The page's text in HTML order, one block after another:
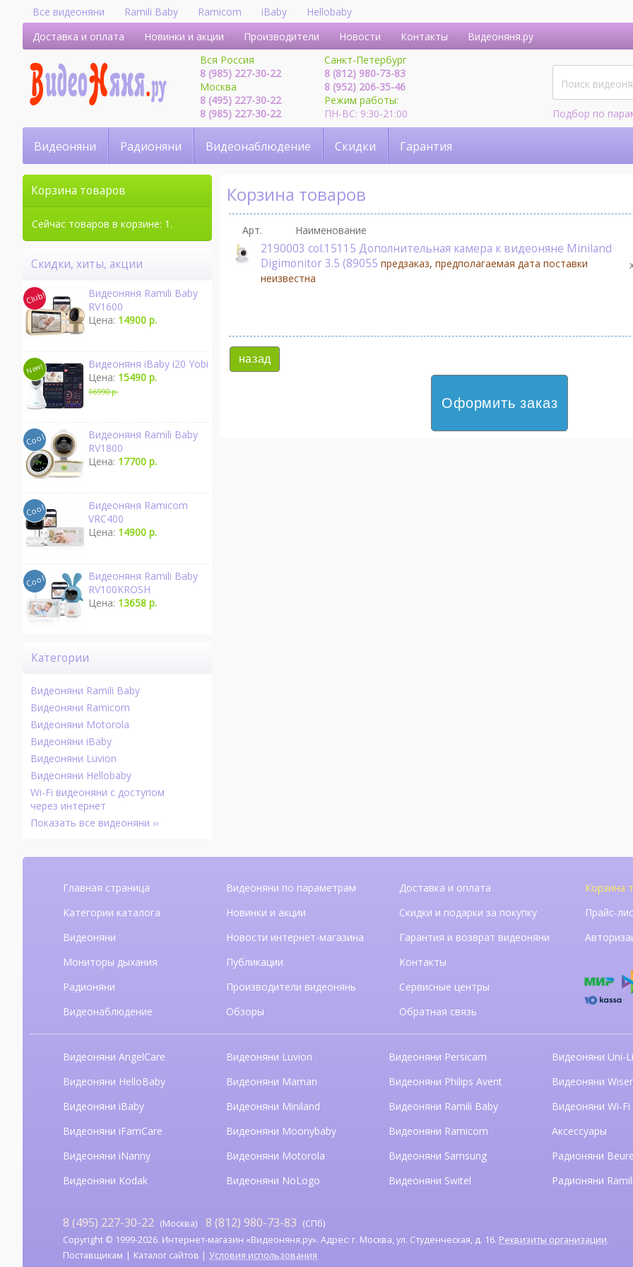
Все видеоняни Ramili Baby Ramicom iBaby
Hellobaby
Доставка и оплата
Новинки и акции Производители Новости Контакты
Видеоняня.ру
Вся Россия
8 (985) 227-30-22
Москва
8 (495) 227-30-22
8 (985) 227-30-22
Санкт-Петербург
8 (812) 980-73-83
8 (952) 206-35-46
Режим работы:
ПН-ВС: 9:30-21:00
Подбор по
Видеоняни Радионяни Видеонаблюдение Скидки Гарантия
Корзина товаров
Арт. Наименование
2190003 col.15115 Дополнительная камера к видеоняне Miniland
Digimonitor 3.5 (89055предзаказ, предполагаемая дата поставки
неизвестна
назад
Оформить заказ
Корзина товаров
Сейчас товаров в корзине: 1.
Скидки, хиты, акции
Видеоняня Ramili Baby
RV1600
Цена: 14900 р.
Видеоняня iBaby i20 Yobi
Цена: 15490 р.
16990 р.
Видеоняня Ramili Baby
RV1800
Цена: 17700 р.
Видеоняня Ramicom
VRC400
Цена: 14900 р.
Видеоняня Ramili Baby
RV100KROSH
Цена: 13658 р.
Категории
Видеоняни Ramili Baby
Видеоняни Ramicom
Видеоняни Motorola
Видеоняни iBaby
Видеоняни Luvion
Видеоняни Hellobaby
Wi-Fi видеоняни с доступом
через интернет
Показать все видеоняни ››
Главная страница
Категории каталога
Видеоняни
Мониторы дыхания
Радионяни
Видеонаблюдение
Видеоняни по параметрам
Новинки и акции
Новости интернет-магазина
Публикации
Производители видеонянь
Обзоры
Доставка и оплата
Скидки и подарки за покупку
Гарантия и возврат видеоняни
Контакты
Сервисные центры
Обратная связь
Корзина
Прайс-
Видеоняни AngelCare
Видеоняни HelloBaby
Видеоняни iBaby
Видеоняни iFamCare
Видеоняни iNanny
Видеоняни Kodak
Видеоняни Luvion
Видеоняни Maman
Видеоняни Miniland
Видеоняни Moonybaby
Видеоняни Motorola
Видеоняни NoLogo
Видеоняни Persicam
Видеоняни Philips Avent
Видеоняни Ramili Baby
Видеоняни Ramicom
Видеоняни Samsung
Видеоняни Switel
Видеоняни Uni-
Видеоняни
Видеоняни Wi-Fi
Аксессуары
Радионяни
Радионяни Ramili
8 (495) 227-30-22 (Москва) 8 (812) 980-73-83 (СПб)
Copyright © 1999-2026. Интернет-магазин «Видеоняня.ру». Адрес: г. Москва, ул. Студенческая, д. 16. Реквизиты организации.
Поставщикам
Каталог сайтов Условия использования